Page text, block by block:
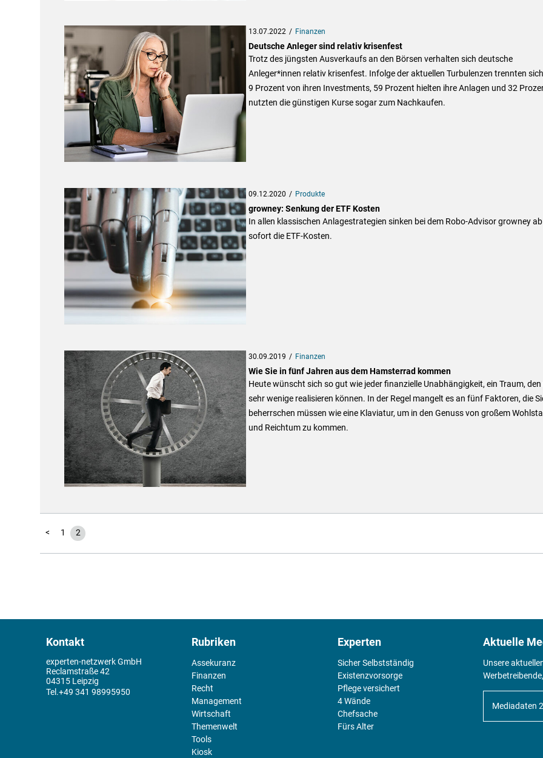
13.07.2022 Finanzen
Deutsche Anleger sind relativ krisenfest
Trotz des jüngsten Ausverkaufs an den Börsen verhalten sich deutsche
Anleger*innen relativ krisenfest. Infolge der aktuellen Turbulenzen trennten
9 Prozent von ihren Investments, 59 Prozent hielten ihre Anlagen und 32
nutzten die günstigen Kurse sogar zum Nachkaufen.
09.12.2020 Produkte
growney: Senkung der ETF Kosten
In allen klassischen Anlagestrategien sinken bei dem Robo-Advisor growney ab
sofort die ETF-Kosten.
30.09.2019 Finanzen
Wie Sie in fünf Jahren aus dem Hamsterrad kommen
Heute wünscht sich so gut wie jeder finanzielle Unabhängigkeit, ein Traum, den
sehr wenige realisieren können. In der Regel mangelt es an fünf Faktoren, die
beherrschen müssen wie eine Klaviatur, um in den Genuss von großem
und Reichtum zu kommen.
< 1 2
Kontakt
experten-netzwerk GmbH
Reclamstraße 42
04315 Leipzig
+49 341 98995950
Rubriken
Assekuranz
Finanzen
Recht
Management
Wirtschaft
Themenwelt
Tools
Kiosk
Experten
Sicher Selbstständig
Existenz­vorsorge
Pflege versichert
4 Wände
Chefsache
Fürs Alter
Aktuelle
Unsere
Mediadaten